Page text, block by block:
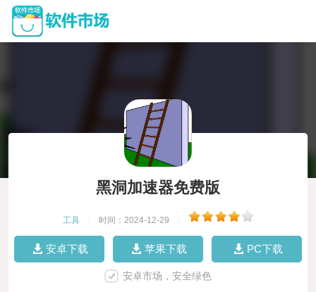
黑洞加速器免费版
工具 时间：2024-12-29
安卓下载 苹果下载 PC下载
安卓市场，安全绿色